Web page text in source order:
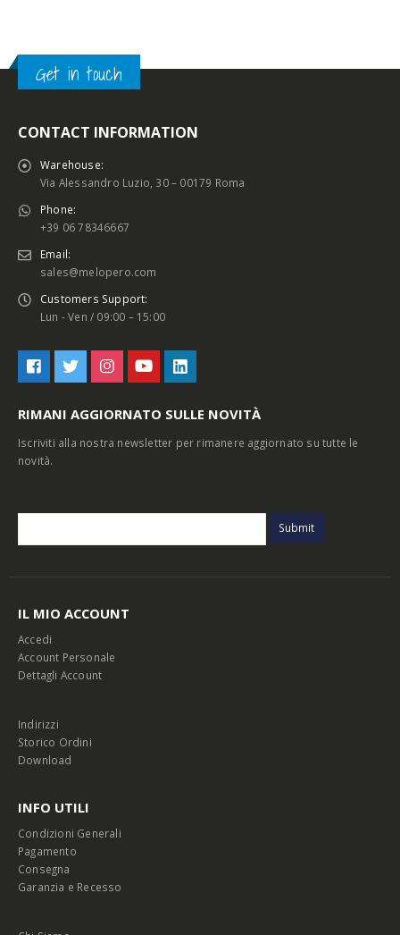
Get in touch
CONTACT INFORMATION
Warehouse:
Via Alessandro Luzio, 30 – 00179 Roma
Phone:
+39 06 78346667
Email:
sales@melopero.com
Customers Support:
Lun - Ven / 09:00 – 15:00
RIMANI AGGIORNATO SULLE NOVITÀ
Iscriviti alla nostra newsletter per rimanere aggiornato su tutte le
novità.
IL MIO ACCOUNT
Accedi
Account Personale
Dettagli Account
Indirizzi
Storico Ordini
Download
INFO UTILI
Condizioni Generali
Pagamento
Consegna
Garanzia e Recesso